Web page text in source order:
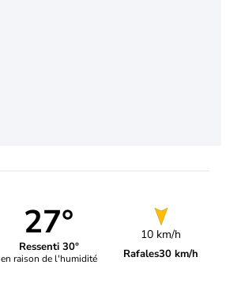
27°
Ressenti 30°
en raison de l'humidité
10 km/h
Rafales30 km/h